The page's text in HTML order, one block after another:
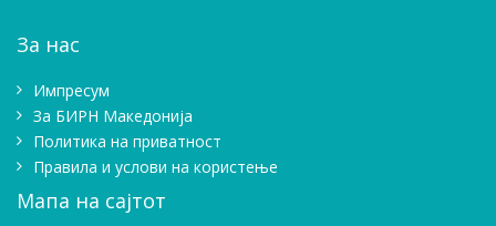
За нас
Импресум
Зa БИРН Македонија
Политика на приватност
Правила и услови на користење
Мапа на сајтот